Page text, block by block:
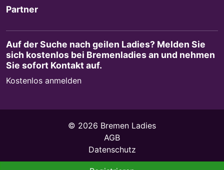
Partner
Auf der Suche nach geilen Ladies? Melden Sie
sich kostenlos bei Bremenladies an und nehmen
Sie sofort Kontakt auf.
Kostenlos anmelden
© 2026 Bremen Ladies
AGB
Datenschutz